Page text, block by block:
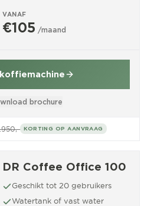
VANAF
€105 /maand
brochure
KORTING OP AANVRAAG
DR Coffee Office 100
Geschikt tot 20 gebruikers
Watertank of vast water